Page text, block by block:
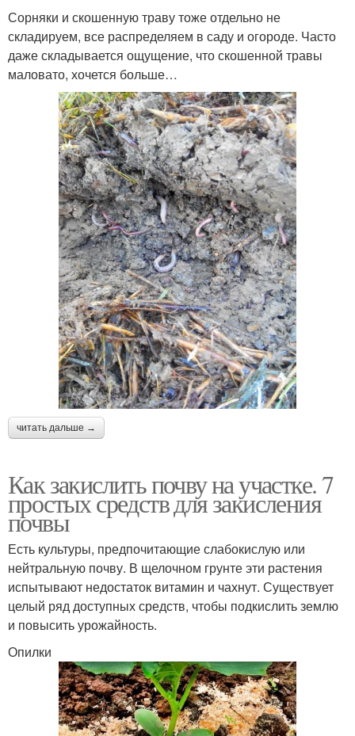
Сорняки и скошенную траву тоже отдельно не
складируем, все распределяем в саду и огороде. Часто
даже складывается ощущение, что скошенной травы
маловато, хочется больше…
читать дальше →
Как закислить почву на участке. 7
простых средств для закисления
почвы
Есть культуры, предпочитающие слабокислую или
нейтральную почву. В щелочном грунте эти растения
испытывают недостаток витамин и чахнут. Существует
целый ряд доступных средств, чтобы подкислить землю
и повысить урожайность.
Опилки